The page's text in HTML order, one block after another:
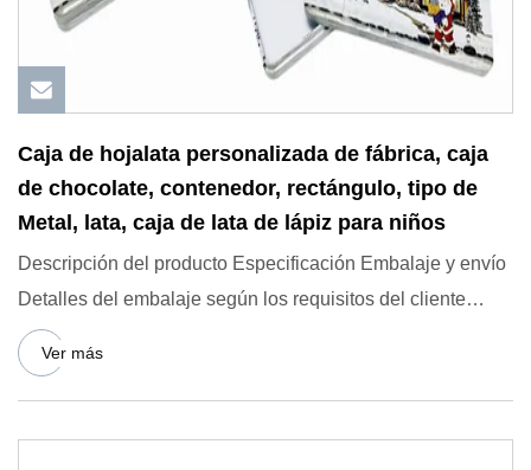
Caja de hojalata personalizada de fábrica, caja
de chocolate, contenedor, rectángulo, tipo de
Metal, lata, caja de lata de lápiz para niños
Descripción del producto Especificación Embalaje y envío
Detalles del embalaje según los requisitos del cliente
Puerto S
Ver más